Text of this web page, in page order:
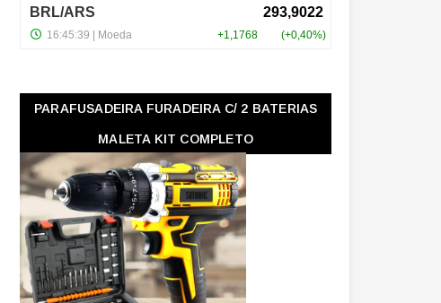
PARAFUSADEIRA FURADEIRA C/ 2 BATERIAS
MALETA KIT COMPLETO